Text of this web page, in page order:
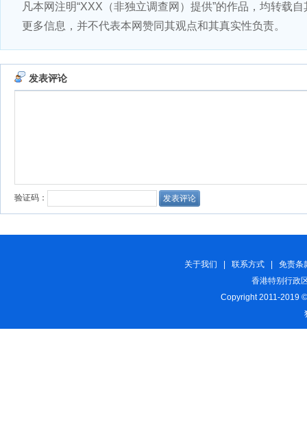
凡本网注明“XXX（非独立调查网）提供”的作品，均转载
更多信息，并不代表本网赞同其观点和其真实性负责。
关于我们 联系方式
免责条
香港特别行政
Copyright 2011-2019